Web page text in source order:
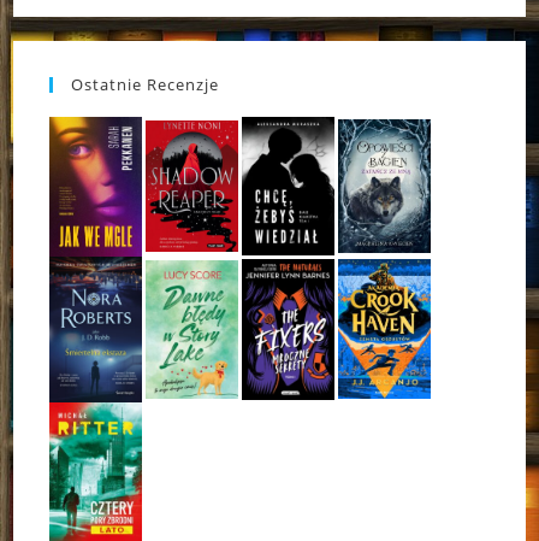
Ostatnie Recenzje